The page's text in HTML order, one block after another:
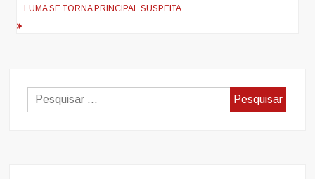
LUMA SE TORNA PRINCIPAL SUSPEITA
Pesquisar
por: